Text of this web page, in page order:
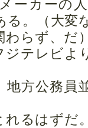
ーカーの
る。（大変
わらず、だ
ジテレビよ
地方公務員
れるはずだ